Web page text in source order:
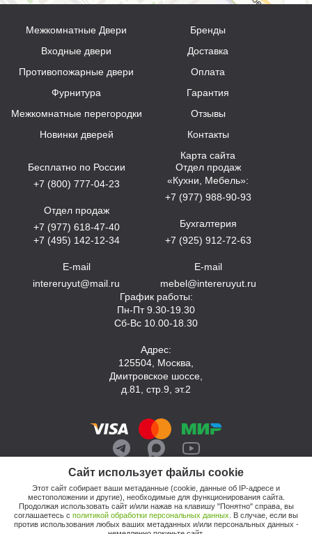
Сайт использует файлы cookie
Этот сайт собирает ваши метаданные (cookie, данные об IP-адресе и
местоположении и другие), необходимые для функционирования сайта.
Продолжая использовать сайт и/или нажав на клавишу "Понятно" справа, вы
соглашаетесь с политикой обработки персональных данных . В случае, если вы
против использования любых ваших метаданных и/или персональных данных -
Межкомнатные Двери
Входные двери
Противопожарные двери
Фурнитура
Межкомнатные перегородки
Новинки дверей
Бренды
Доставка
Оплата
Гарантия
Отзывы
Контакты
Карта сайта
Бесплатно по России
+7 (800) 777-04-23
Отдел продаж
+7 (977) 618-47-40
+7 (495) 142-12-34
E-mail
intereruyut@mail.ru
Отдел продаж
«Кухни, Мебель»:
+7 (977) 988-90-93
Бухгалтерия
+7 (925) 912-72-63
E-mail
mebel@intereruyut.ru
График работы:
Пн-Пт 9.30-19.30
Сб-Вс 10.00-18.30
Адрес:
125504, Москва,
Дмитровское шоссе,
д.81, стр.9, эт.2
© 2026, Компания «Интерьер Уют»